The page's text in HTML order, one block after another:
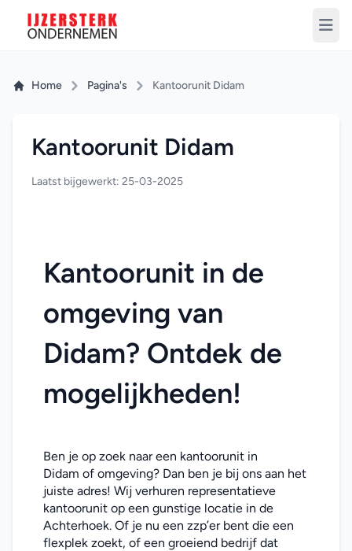
Home Pagina's Kantoorunit Didam
Kantoorunit Didam
Laatst bijgewerkt: 25-03-2025
Kantoorunit in de
omgeving van
Didam? Ontdek de
mogelijkheden!
Ben je op zoek naar een kantoorunit in
Didam of omgeving? Dan ben je bij ons aan het
juiste adres! Wij verhuren representatieve
kantoorunit op een gunstige locatie in de
Achterhoek. Of je nu een zzp’er bent die een
flexplek zoekt, of een groeiend bedrijf dat